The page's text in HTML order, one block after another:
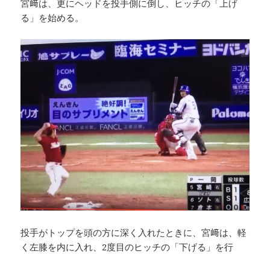
宮﨑は、更にヘッドを投手側に倒し、ヒッチの「上げ
る」を始める。
投手がトップを頭の方に深く入れたときに、宮﨑は、軽
く左膝を内に入れ、2度目のヒッチの「下げる」を行